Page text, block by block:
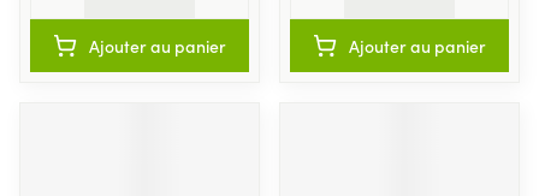
Ajouter au panier Ajouter au panier